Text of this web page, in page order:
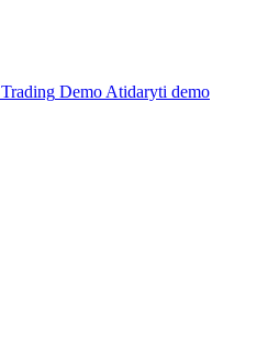
Trading Demo Atidaryti demo